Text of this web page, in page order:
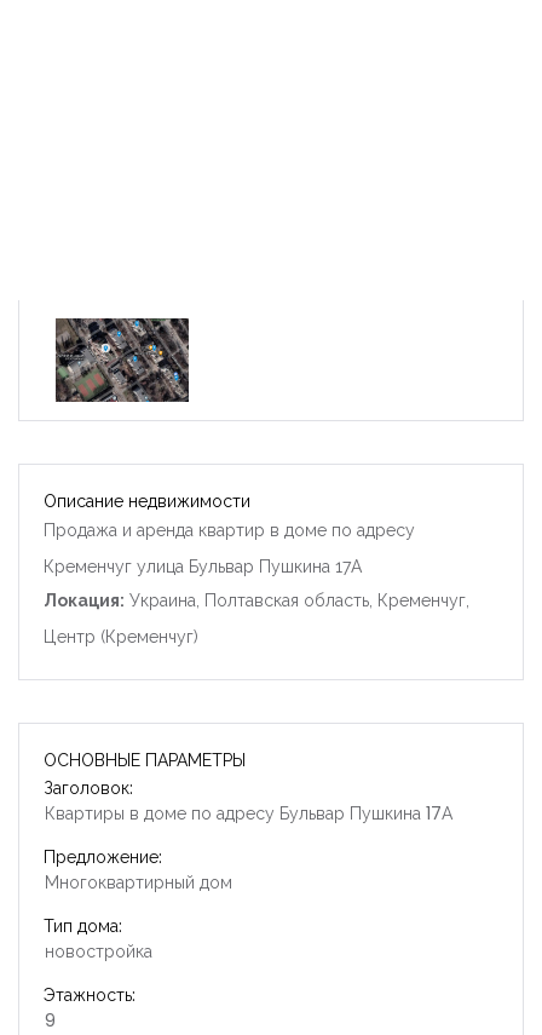
Описание недвижимости
Продажа и аренда квартир в доме по адресу
Кременчуг улица Бульвар Пушкина 17А
Локация: Украина, Полтавская область, Кременчуг,
Центр (Кременчуг)
ОСНОВНЫЕ ПАРАМЕТРЫ
Заголовок:
Квартиры в доме по адресу Бульвар Пушкина 17А
Предложение:
Многоквартирный дом
Тип дома:
новостройка
Этажность:
9